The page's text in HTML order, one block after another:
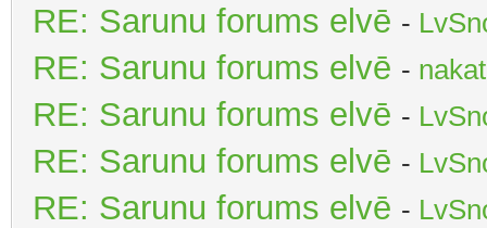
RE: Sarunu forums elvē -
RE: Sarunu forums elvē -
RE: Sarunu forums elvē -
RE: Sarunu forums elvē -
RE: Sarunu forums elvē -